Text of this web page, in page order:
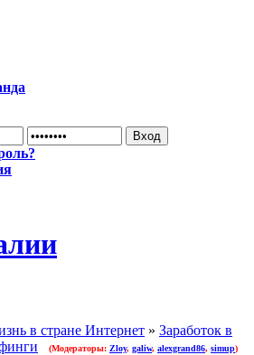
в стране Интернет » Заработок в
(Модераторы: Zloy, galiw, alexgrand86, simup)